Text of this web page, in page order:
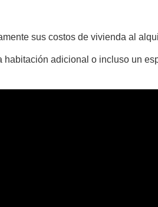
sus costos de vivienda al
adicional o incluso un